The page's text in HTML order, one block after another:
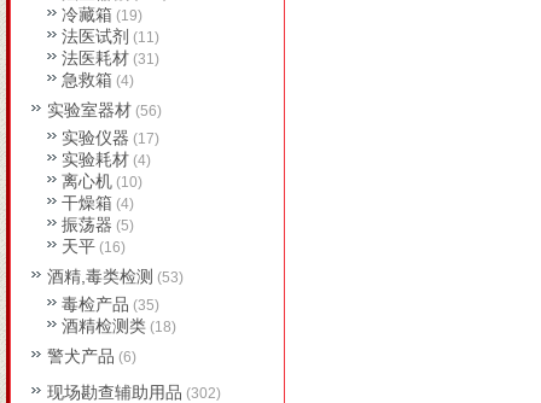
冷藏箱 (19)
法医试剂 (11)
法医耗材 (31)
急救箱 (4)
实验室器材 (56)
实验仪器 (17)
实验耗材 (4)
离心机 (10)
干燥箱 (4)
振荡器 (5)
天平 (16)
酒精,毒类检测 (53)
毒检产品 (35)
酒精检测类 (18)
警犬产品 (6)
现场勘查辅助用品 (302)